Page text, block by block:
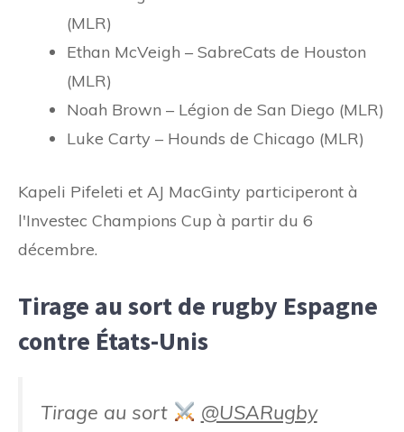
(MLR)
Ethan McVeigh – SabreCats de Houston
(MLR)
Noah Brown – Légion de San Diego (MLR)
Luke Carty – Hounds de Chicago (MLR)
Kapeli Pifeleti et AJ MacGinty participeront à
l'Investec Champions Cup à partir du 6
décembre.
Tirage au sort de rugby Espagne
contre États-Unis
Tirage au sort
@USARugby